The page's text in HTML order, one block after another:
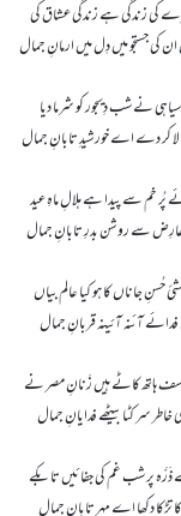
کی زندگی ہے زندگی عشاق کی
کی جستجو میں دِل میں ارمانِ جمال
نے شب دِیجور کو شرما دیا
کر دے اے خورشیدِ تابانِ جمال
پُر خم سے پیدا ہے ہلالِ ماہِ عید
سے روشن بدرِ تابانِ جمال
حُسنِ جاناں کا ہو کیا عالم بیاں
آئنہ آئینہ قربانِ جمال
ہاتھ کاٹے ہیں زَنانِ مصر نے
خاطر سر کٹا بیٹھے فدایانِ جمال
پر شب غم کی جفائیں تابکے